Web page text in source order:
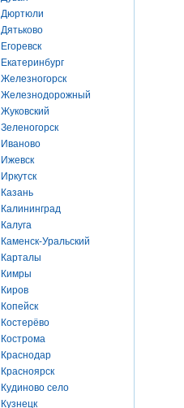
Дюртюли
Дятьково
Егоревск
Екатеринбург
Железногорск
Железнодорожный
Жуковский
Зеленогорск
Иваново
Ижевск
Иркутск
Казань
Калининград
Калуга
Каменск-Уральский
Карталы
Кимры
Киров
Копейск
Костерёво
Кострома
Краснодар
Красноярск
Кудиново село
Кузнецк